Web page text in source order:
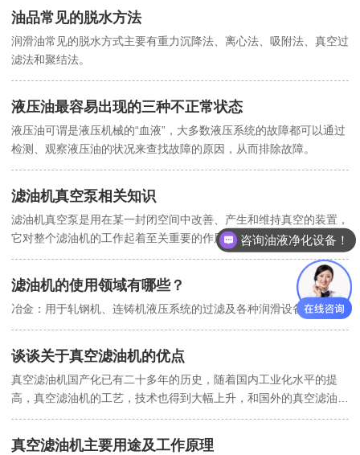
涡轮压缩机、涡轮冷冻机、涡轮鼓风机、涡轮增压器、涡轮泵等的润
滑。抗氨汽轮机油用于大型化肥装置离心式合成氨压缩机、冷冻机及
气轮机组的润滑。
油品常见的脱水方法
润滑油常见的脱水方式主要有重力沉降法、离心法、吸附法、真空过
滤法和聚结法。
液压油最容易出现的三种不正常状态
液压油可谓是液压机械的“血液”，大多数液压系统的故障都可以通过
检测、观察液压油的状况来查找故障的原因，从而排除故障。
滤油机真空泵相关知识
滤油机真空泵是用在某一封闭空间中改善、产生和维持真空的装置，
它对整个滤油机的工作起着至关重要的作用。
滤油机的使用领域有哪些？
冶金：用于轧钢机、连铸机液压系统的过滤及各种润滑设备的过滤。
谈谈关于真空滤油机的优点
真空滤油机国产化已有二十多年的历史，随着国内工业化水平的提
高，真空滤油机的工艺，技术也得到大幅上升，和国外的真空滤油机
相比有一下几大优势。
真空滤油机主要用途及工作原理
咨询油液净化设备！